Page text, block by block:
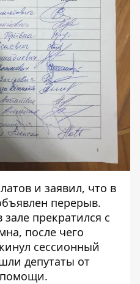
и заявил, что в
перерыв.
прекратился с
после чего
сессионный
депутаты от